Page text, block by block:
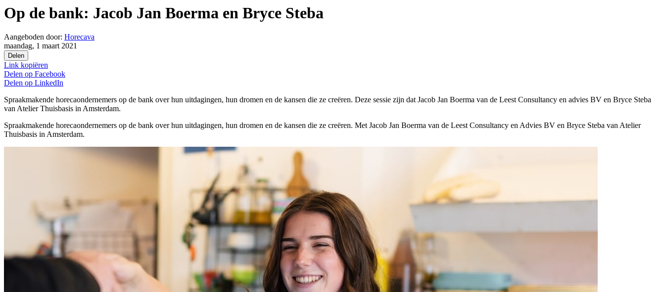
Op de bank: Jacob Jan Boerma en Bryce Steba
Aangeboden door: Horecava
maandag, 1 maart 2021
Delen
Link kopiëren
Delen op Facebook
Delen op LinkedIn
Spraakmakende horecaondernemers op de bank over hun uitdagingen, hun dromen en de kansen die ze creëren. Deze sessie zijn dat Jacob Jan Boerma van de Leest Consultancy en advies BV en Bryce Steba
van Atelier Thuisbasis in Amsterdam.
Spraakmakende horecaondernemers op de bank over hun uitdagingen, hun dromen en de kansen die ze creëren. Met Jacob Jan Boerma van de Leest Consultancy en Advies BV en Bryce Steba van Atelier
Thuisbasis in Amsterdam.